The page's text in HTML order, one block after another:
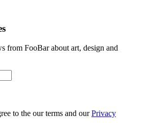
from FooBar about art, design and
to the our terms and ourPrivacy